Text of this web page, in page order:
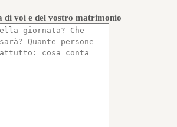
di voi e del vostro matrimonio